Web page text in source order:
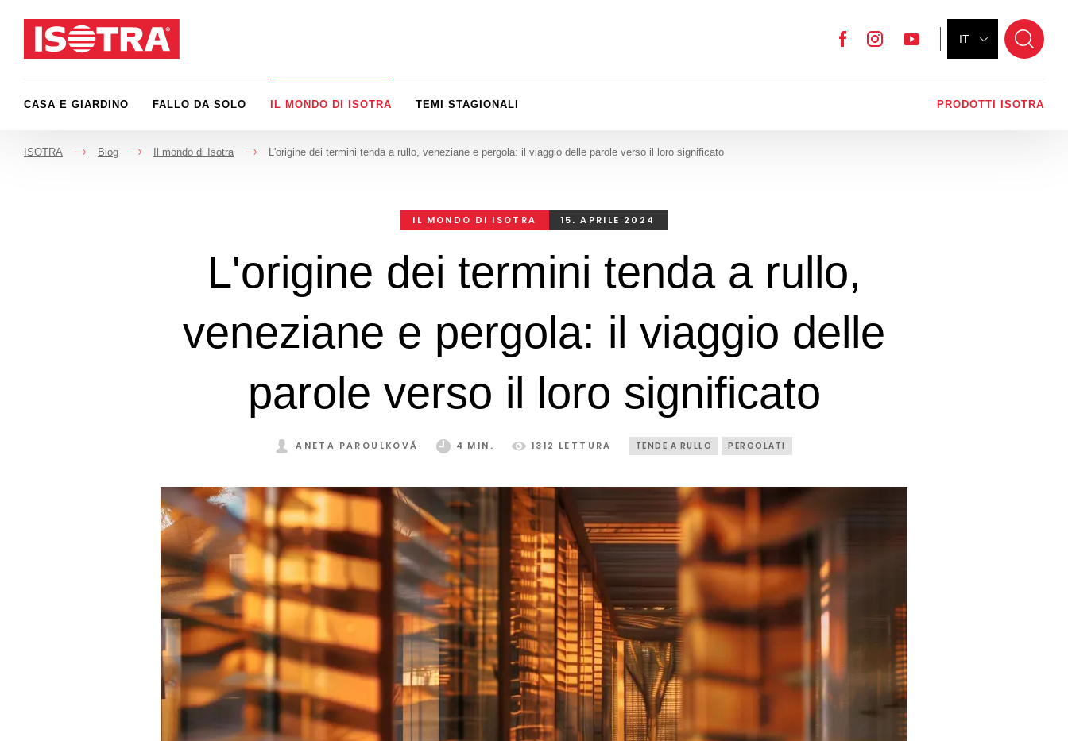
IT
YouTube
Instagram
Facebook
CASA E GIARDINO FALLO DA SOLO IL MONDO DI ISOTRA TEMI STAGIONALI PRODOTTI ISOTRA
ISOTRA
->
Blog
->
Il mondo di Isotra
->
L'origine dei termini tenda a rullo, veneziane e pergola: il viaggio delle parole verso il loro significato
IL MONDO DI ISOTRA 15. APRILE 2024
L'origine dei termini tenda a rullo,
veneziane e pergola: il viaggio delle
parole verso il loro significato
ANETA PAROULKOVÁ 4 MIN. 1312 LETTURA TENDE A RULLO PERGOLATI